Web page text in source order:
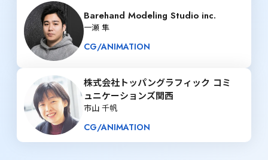
Barehand Modeling Studio inc.
一瀬 隼
CG/ANIMATION
株式会社トッパングラフィック コミ
ュニケーションズ関西
市山 千帆
CG/ANIMATION